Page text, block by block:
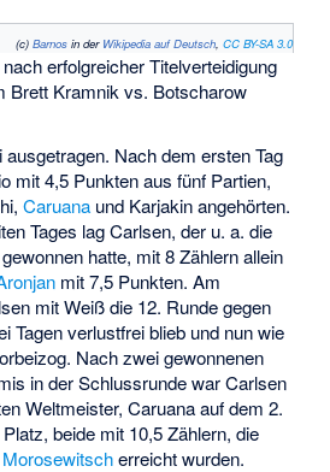
(c) Barnosin der Wikipedia auf Deutsch, CC BY-SA 3.0
erfolgreicher Titelverteidigung
Brett Kramnik vs. Botscharow
Nach dem ersten Tag
mit 4,5 Punkten aus fünf Partien,
Caruana und Karjakin angehörten.
Tages lag Carlsen, der u. a. die
hatte, mit 8 Zählern allein
mit 7,5 Punkten. Am
mit Weiß die 12. Runde gegen
Tagen verlustfrei blieb und nun wie
Nach zwei gewonnenen
in der Schlussrunde war Carlsen
Weltmeister, Caruana auf dem 2.
beide mit 10,5 Zählern, die
Morosewitscherreicht wurden.